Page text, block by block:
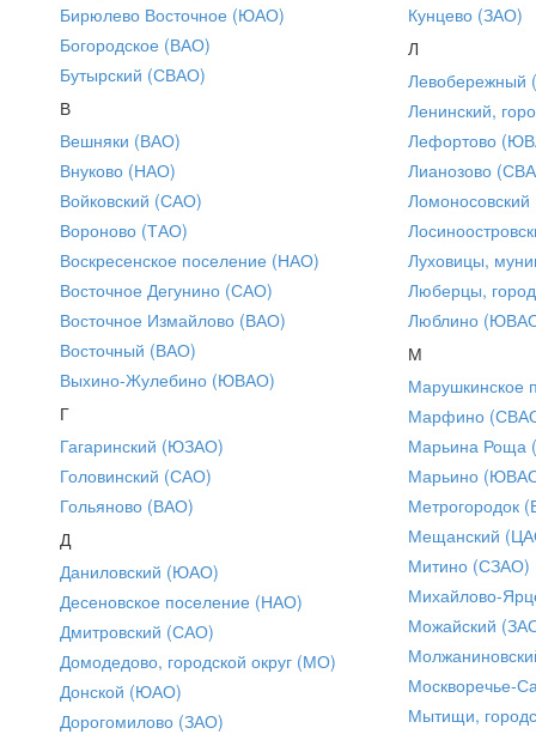
Бирюлево Восточное (ЮАО)
Богородское (ВАО)
Бутырский (СВАО)
В
Вешняки (ВАО)
Внуково (НАО)
Войковский (САО)
Вороново (ТАО)
Воскресенское поселение (НАО)
Восточное Дегунино (САО)
Восточное Измайлово (ВАО)
Восточный (ВАО)
Выхино-Жулебино (ЮВАО)
Г
Гагаринский (ЮЗАО)
Головинский (САО)
Гольяново (ВАО)
Д
Даниловский (ЮАО)
Десеновское поселение (НАО)
Дмитровский (САО)
Домодедово, городской округ (МО)
Донской (ЮАО)
Дорогомилово (ЗАО)
Кунцево (ЗАО)
Л
Ленинский,
Лефортово
Лианозово
Луховицы,
Люберцы,
Люблино
М
Марушкинское
Марфино
Марьина Роща
Марьино
Метрогородок
Мещанский
Митино (СЗАО)
Михайлово-
Можайский
Москворечье-
Мытищи,